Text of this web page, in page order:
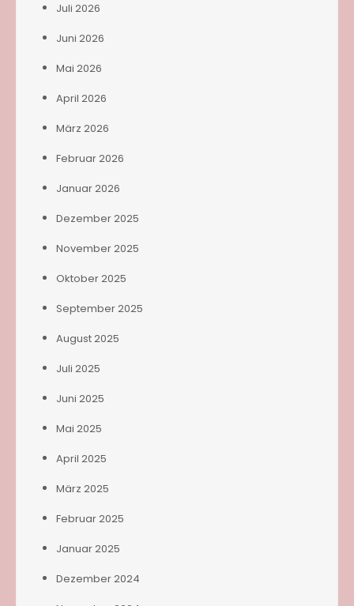
Juli 2026
Juni 2026
Mai 2026
April 2026
März 2026
Februar 2026
Januar 2026
Dezember 2025
November 2025
Oktober 2025
September 2025
August 2025
Juli 2025
Juni 2025
Mai 2025
April 2025
März 2025
Februar 2025
Januar 2025
Dezember 2024